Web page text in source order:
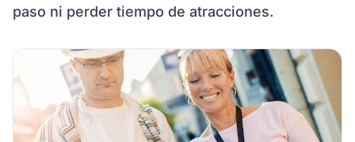
paso ni perder tiempo de atracciones.